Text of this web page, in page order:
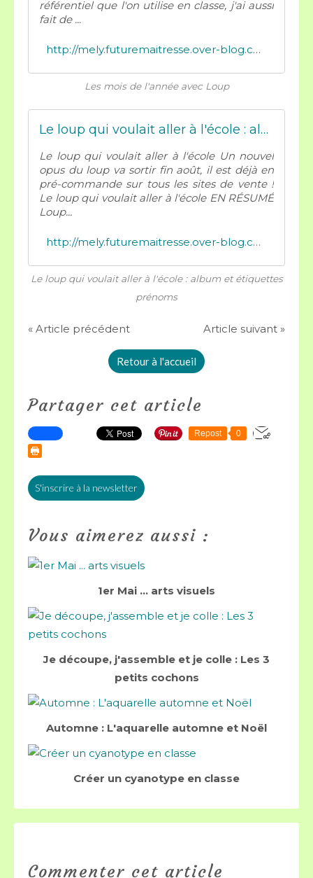
référentiel que l'on utilise en classe, j'ai aussi
fait de ...
http://mely.futuremaitresse.over-blog.com/2021/07/les-mois-de-l-annee-avec-loup.html
Les mois de l'année avec Loup
Le loup qui voulait aller à l'école : album et étiquettes prénoms - Mes tresses D Zécolles
Le loup qui voulait aller à l'école Un nouvel
opus du loup va sortir fin août, il est déjà en
pré-commande sur tous les sites de vente !
Le loup qui voulait aller à l'école EN RÉSUMÉ
Loup...
http://mely.futuremaitresse.over-blog.com/2021/07/le-loup-qui-voulait-aller-a-l-ecole-album-et-etiquettes-prenoms.html
Le loup qui voulait aller à l'école : album et étiquettes
prénoms
« Article précédent Article suivant »
Retour à l'accueil
Partager cet article
Repost 0
S'inscrire à la newsletter
Vous aimerez aussi :
1er Mai ... arts visuels
Je découpe, j'assemble et je colle : Les 3
petits cochons
Automne : L'aquarelle automne et Noël
Créer un cyanotype en classe
Commenter cet article